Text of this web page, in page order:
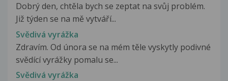
Dobrý den, chtěla bych se zeptat na svůj problém.
Již týden se na mě vytváří...
Svědivá vyrážka
Zdravím. Od února se na mém těle vyskytly podivné
svědící vyrážky pomalu se...
Svědivá vyrážka